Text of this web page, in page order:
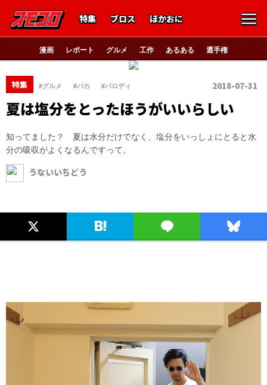
特集 ブロス ほかおに
漫画 レポート グルメ 工作 あるある 選手権
特集 #グルメ #バカ #パロディ 2018-07-31
夏は塩分をとったほうがいいらしい
知ってました？ 夏は水分だけでなく、塩分をいっしょにとると水
分の吸収がよくなるんですって。
うないいちどう